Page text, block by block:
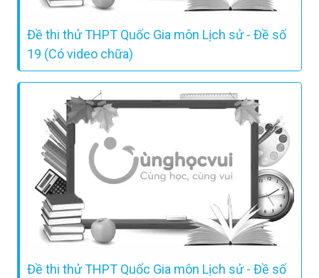
Đề thi thử THPT Quốc Gia môn Lịch sử - Đề số
19 (Có video chữa)
Đề thi thử THPT Quốc Gia môn Lịch sử - Đề số